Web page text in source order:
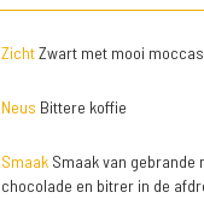
ZichtZwart met mooi
Neus Bittere koffie
SmaakSmaak van gebrande
chocolade en bitrer in de